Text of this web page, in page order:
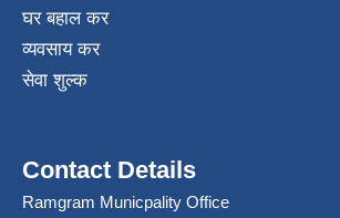
घर बहाल कर
व्यवसाय कर
सेवा शुल्क
Contact Details
Ramgram Municpality Office